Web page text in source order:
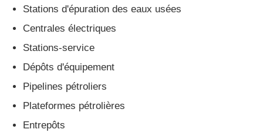
Stations d'épuration des eaux usées
Centrales électriques
Stations-service
Dépôts d'équipement
Pipelines pétroliers
Plateformes pétrolières
Entrepôts